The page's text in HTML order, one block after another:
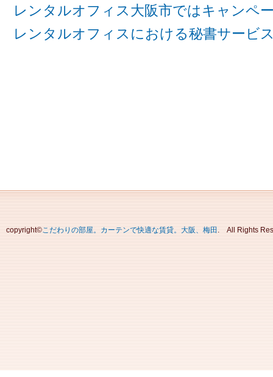
レンタルオフィス大阪市ではキャンペ
レンタルオフィスにおける秘書サービ
copyright©こだわりの部屋。カーテンで快適な賃貸。大阪、梅田 . All Rights